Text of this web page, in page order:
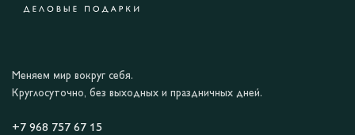
Меняем мир вокруг себя.
Круглосуточно, без выходных и праздничных дней.
+7 968 757 67 15